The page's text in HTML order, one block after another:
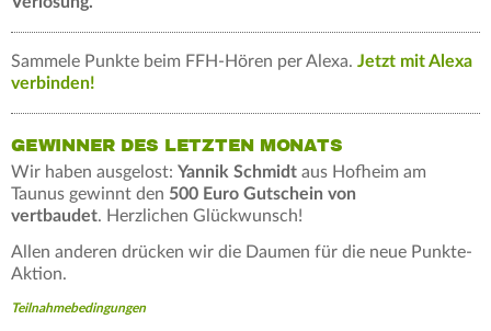
Sammele Punkte beim FFH-Hören per Alexa. Jetzt mit Alexa
verbinden!
GEWINNER DES LETZTEN MONATS
Wir haben ausgelost: Yannik Schmidt aus Hofheim am
Taunus gewinnt den 500 Euro Gutschein von
vertbaudet. Herzlichen Glückwunsch!
Allen anderen drücken wir die Daumen für die neue Punkte-
Aktion.
Teilnahmebedingungen